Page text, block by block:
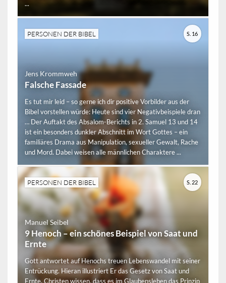
...
PERSONEN DER BIBEL
Jens Krommweh
Falsche Fassade
Es tut mir leid – so gerne ich dir positive Vorbilder aus der
Bibel vorstellen würde: Heute sind vier Negativbeispiele dran
… Der Auftakt des Absalom-Berichts in 2. Samuel 13 und 14
ist ein besonders dunkler Abschnitt im Wort Gottes – ein
familiäres Drama aus Manipulation, sexueller Gewalt, Rache
und Mord. Dabei weisen alle männlichen Charaktere ...
S. 16
PERSONEN DER BIBEL
Manuel Seibel
9 Henoch – ein schönes Beispiel von Saat und
Ernte
Gott antwortet auf Henochs treuen Lebenswandel mit seiner
Entrückung. Hieran illustriert Er das Gesetz von Saat und
Ernte. Christen wissen, dass es im Glaubensleben das Prinzip
S. 22